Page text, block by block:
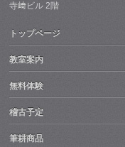
寺﨑ビル 2階
トップページ
教室案内
無料体験
稽古予定
筆耕商品